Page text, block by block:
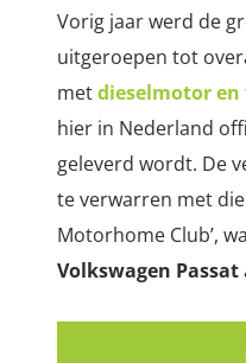
Vorig jaar werd de
uitgeroepen tot
metdieselmotor
hier in Nederland
geleverd wordt. De
te verwarren met die
Motorhome Club’,
Volkswagen Passat